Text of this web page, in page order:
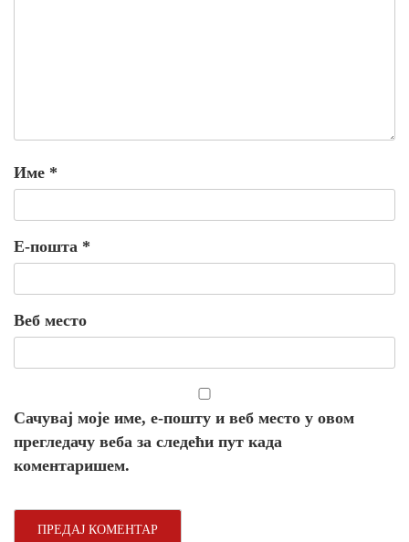
Име *
Е-пошта *
Веб место
Сачувај моје име, е-пошту и веб место у овом
прегледачу веба за следећи пут када
коментаришем.